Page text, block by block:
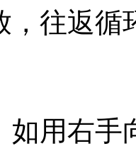
，往返
用右手